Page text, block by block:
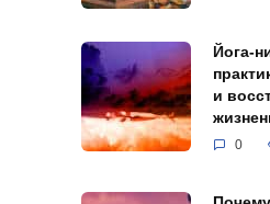
Йога-
и
0